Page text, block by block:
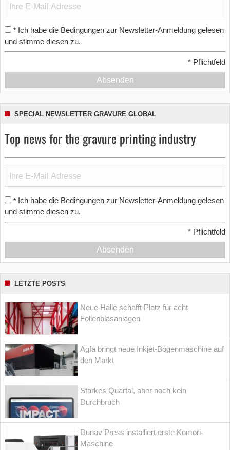
* Ich habe die Bedingungen zur Newsletter-Anmeldung gelesen
und stimme diesen zu.
* Pflichtfeld
Absenden
SPECIAL NEWSLETTER GRAVURE GLOBAL
Top news for the gravure printing industry
* Ich habe die Bedingungen zur Newsletter-Anmeldung gelesen
und stimme diesen zu.
* Pflichtfeld
Absenden
LETZTE POSTS
Neue Halle schafft Platz für acht
Folienblasanlagen
Agfa bringt neue Inkjet-Bogenmaschine auf
den Markt
Starkes Quartal, aber noch kein
Durchbruch
Dunav Press installiert erste Komori-
Maschine